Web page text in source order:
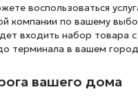
воспользоваться
компании по вашему
входить набор товара
терминала в вашем
вашего дома